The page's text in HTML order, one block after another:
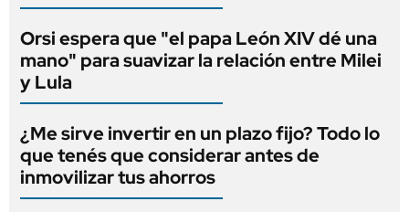
Orsi espera que "el papa León XIV dé una
mano" para suavizar la relación entre Milei
y Lula
¿Me sirve invertir en un plazo fijo? Todo lo
que tenés que considerar antes de
inmovilizar tus ahorros